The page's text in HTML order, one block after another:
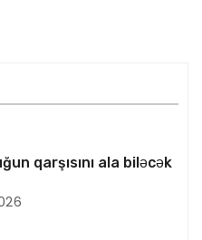
qarşısını ala biləcək